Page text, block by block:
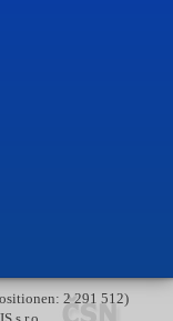
2 291 512)